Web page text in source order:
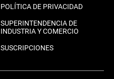
POLÍTICA DE PRIVACIDAD
SUPERINTENDENCIA DE
INDUSTRIA Y COMERCIO
SUSCRIPCIONES